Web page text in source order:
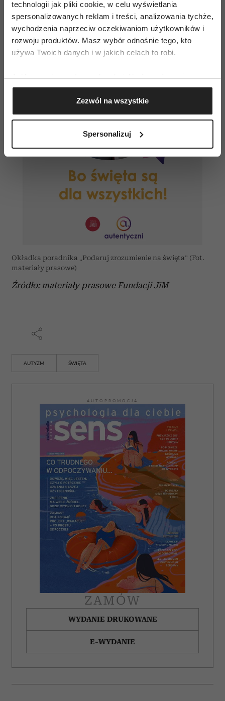
technologii jak pliki cookie, w celu wyświetlania
spersonalizowanych reklam i treści, analizowania tychże,
wychodzenia naprzeciw oczekiwaniom użytkowników i
rozwoju produktów. Masz wybór odnośnie tego, kto
używa Twoich danych i w jakich celach to robi.
Jeśli wyrazisz na to zgodę, chcielibyśmy również:
Gromadzić dane dotyczące Twojej lokalizacji
geograficznej z dokładnością nawet do kilku metrów
Identyfikować Twoje urządzenie, aktywnie
(fingerprinting, czyli wirtualny odcisk palca)
dane są przetwarzane oraz ustaw własne preferencje w
sekcji szczegółów. W Deklaracji plików cookie możesz
zmienić lub wycofać swoją zgodę w dowolnej chwili.
i reklam, aby oferować funkcje społecznościowe i
analizować ruch w naszej witrynie. Informacje o tym, jak
społecznościowym, reklamowym i analitycznym.
Partnerzy mogą połączyć te informacje z innymi danymi
otrzymanymi od Ciebie lub uzyskanymi podczas
Zezwól na wszystkie
Spersonalizuj
Okładka poradnika „Podaruj zrozumienie na święta” (Fot.
materiały prasowe)
Źródło: materiały prasowe Fundacji JiM
AUTYZM ŚWIĘTA
AUTOPROMOCJA
ZAMÓW
WYDANIE DRUKOWANE
E-WYDANIE